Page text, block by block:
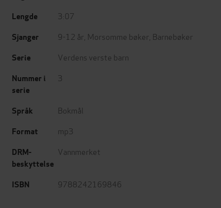
Lengde 3:07
Sjanger 9-12 år Morsomme bøker Barnebøker
Serie Verdens verste barn
Nummer i
serie
3
Språk Bokmål
Format mp3
DRM-
beskyttelse
Vannmerket
ISBN 9788242169846